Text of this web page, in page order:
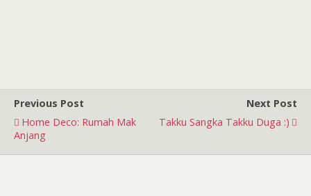
Previous Post
Home Deco: Rumah Mak
Anjang
Next Post
Takku Sangka Takku Duga :)